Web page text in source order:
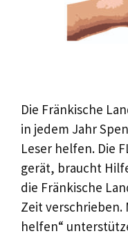
Die Fränkische
in jedem Jahr
Leser helfen. Die
gerät, braucht
die Fränkische
Zeit verschrieben.
helfen“